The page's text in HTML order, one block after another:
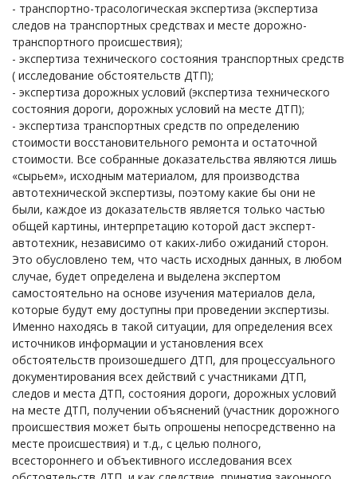
- транспортно-трасологическая экспертиза (экспертиза
следов на транспортных средствах и месте дорожно-
транспортного происшествия);
- экспертиза технического состояния транспортных средств
( исследование обстоятельств ДТП);
- экспертиза дорожных условий (экспертиза технического
состояния дороги, дорожных условий на месте ДТП);
- экспертиза транспортных средств по определению
стоимости восстановительного ремонта и остаточной
стоимости. Все собранные доказательства являются лишь
«сырьем», исходным материалом, для производства
автотехнической экспертизы, поэтому какие бы они не
были, каждое из доказательств является только частью
общей картины, интерпретацию которой даст эксперт-
автотехник, независимо от каких-либо ожиданий сторон.
Это обусловлено тем, что часть исходных данных, в любом
случае, будет определена и выделена экспертом
самостоятельно на основе изучения материалов дела,
которые будут ему доступны при проведении экспертизы.
Именно находясь в такой ситуации, для определения всех
источников информации и установления всех
обстоятельств произошедшего ДТП, для процессуального
документирования всех действий с участниками ДТП,
следов и места ДТП, состояния дороги, дорожных условий
на месте ДТП, получении объяснений (участник дорожного
происшествия может быть опрошены непосредственно на
месте происшествия) и т.д., с целью полного,
всестороннего и объективного исследования всех